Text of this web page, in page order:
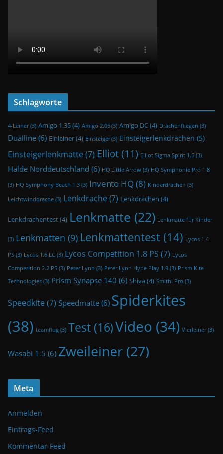
Schlagworte
4-Leiner(3) Amigo 1.35(4) Amigo 2.05 (3) Amigo DC(4) Drachenfliegen (3)
Dualline(6) Einleiner(4) Einsteiger(3) Einsteigerlenkdrachen (5)
Einsteigerlenkmatte (7) Elliot(11) Elliot Sigma Spirit 1.5 (3)
Halde Norddeutschland (6) HQ Little Arrow (3) HQ Symphonie Pro 1.8
(3) HQ Symphony Beach 1.3 (3) Invento HQ(8) Kinderdrachen (3)
Leichtwinddrache (3) Lenkdrache (7) Lenkdrachen (4)
Lenkdrachentest(4) Lenkmatte (22) Lenkmatte für Kinder
(3) Lenkmatten (9) Lenkmattentest (14) Lycos 1.4
PS (3) Lycos 1.6 LC (3) Lycos Competition 1.8 PS (7) Lycos
Competition 2.2 PS (3) Peter Lynn (3) Peter Lynn Hype Play 1.9 (3) Prism Kite
Technologies (3) Prism Synapse 140 (6) Shiva(4) Smithi Pro (3)
Speedkite (7) Speedmatte(6) Spiderkites
(38) teamflug (3) Test (16)Video (34) Vierleiner(3)
Wasabi 1.5 (6) Zweileiner (27)
Meta
Anmelden
Eintrags-Feed
Kommentar-Feed